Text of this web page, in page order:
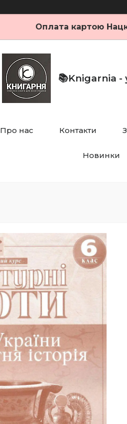
Оплата картою
📚Knigarnia -
Про нас Контакти
Новинки